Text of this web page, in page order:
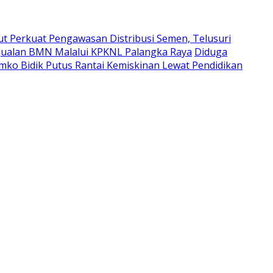
Perkuat Pengawasan Distribusi Semen, Telusuri
BMN Malalui KPKNL Palangka Raya Diduga
Bidik Putus Rantai Kemiskinan Lewat Pendidikan